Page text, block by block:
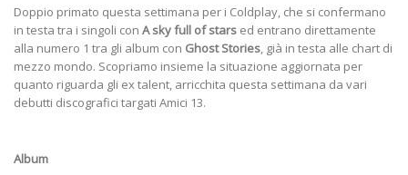
Doppio primato questa settimana per i Coldplay, che si confermano
in testa tra i singoli con A sky full of stars ed entrano direttamente
alla numero 1 tra gli album con Ghost Stories, già in testa alle chart di
mezzo mondo. Scopriamo insieme la situazione aggiornata per
quanto riguarda gli ex talent, arricchita questa settimana da vari
debutti discografici targati Amici 13.
Album